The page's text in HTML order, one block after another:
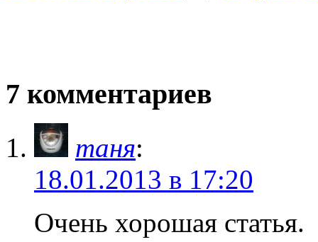
7 комментариев
таня:
18.01.2013 в 17:20
Очень хорошая статья.